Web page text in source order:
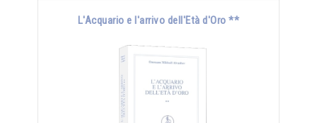
L'Acquario e l'arrivo dell'Età d'Oro **